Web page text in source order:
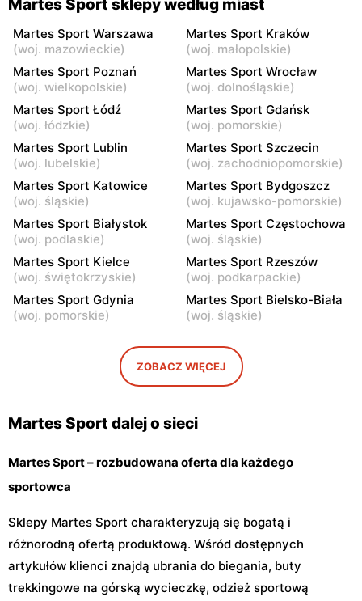
Żyrardów, ul. 1 Maja 40
Sochaczew, ul. Wójtówka
2b
Martes Sport
Wyszków, ul. Gen. Józefa
Sowińskiego 66
Martes Sport
Pułtusk, ul. Nowy Rynek 2A
Martes Sport
Garwolin, ul. Trakt Lwowski
41
Martes Sport
Płońsk, ul. Żołnierzy
Wyklętych 12
Martes Sport
Rawa Mazowiecka al.
Konstytucji 3 Maja 3a
Martes Sport
Łowicz, ul. Władysława
Broniewskiego 7
Martes Sport
Ciechanów, ul.
Władysławowo 65
Martes Sport
Ciechanów, ul. Henryka
Sienkiewicza 8c
Kozienice, ul. Warszawska
Siedlce, ul. Józefa
Piłsudskiego 74
Sokołów Podlaski, ul.
Węgrowska 3
Białki, ul. Łukowska 109
Martes Sport sklepy według miast
Martes Sport Warszawa
(woj. mazowieckie)
Martes Sport Kraków
(woj. małopolskie)
Martes Sport Poznań
(woj. wielkopolskie)
Martes Sport Wrocław
(woj. dolnośląskie)
Martes Sport Łódź
(woj. łódzkie)
Martes Sport Gdańsk
(woj. pomorskie)
Martes Sport Lublin
(woj. lubelskie)
Martes Sport Szczecin
(woj. zachodniopomorskie)
Martes Sport Katowice
(woj. śląskie)
Martes Sport Bydgoszcz
(woj. kujawsko-pomorskie)
Martes Sport Białystok
(woj. podlaskie)
Martes Sport Częstochowa
(woj. śląskie)
Martes Sport Kielce
(woj. świętokrzyskie)
Martes Sport Rzeszów
(woj. podkarpackie)
Martes Sport Gdynia
(woj. pomorskie)
Martes Sport Bielsko-Biała
(woj. śląskie)
ZOBACZ WIĘCEJ
Martes Sport dalej o sieci
Martes Sport – rozbudowana oferta dla każdego
sportowca
Sklepy Martes Sport charakteryzują się bogatą i
różnorodną ofertą produktową. Wśród dostępnych
artykułów klienci znajdą ubrania do biegania, buty
trekkingowe na górską wycieczkę, odzież sportową